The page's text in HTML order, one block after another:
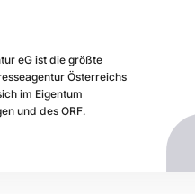
eG ist die größte
Österreichs
im Eigentum
und des ORF.